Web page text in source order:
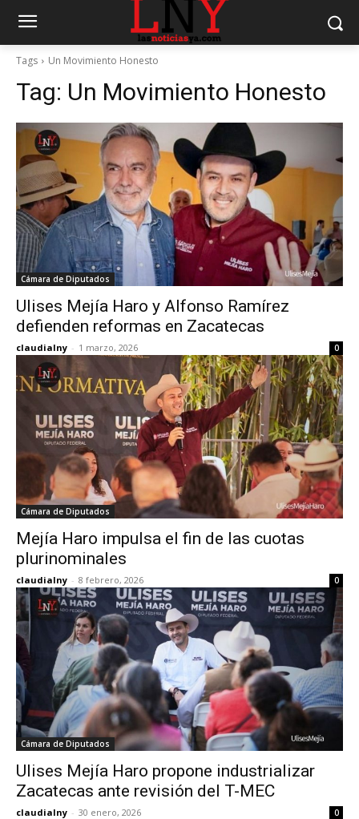
Tags Un Movimiento Honesto
Tag: Un Movimiento Honesto
Cámara de Diputados
Ulises Mejía Haro y Alfonso Ramírez
defienden reformas en Zacatecas
claudialny - 1 marzo, 2026 0
Cámara de Diputados
Mejía Haro impulsa el fin de las cuotas
plurinominales
claudialny - 8 febrero, 2026 0
Cámara de Diputados
Ulises Mejía Haro propone industrializar
Zacatecas ante revisión del T-MEC
claudialny - 30 enero, 2026 0